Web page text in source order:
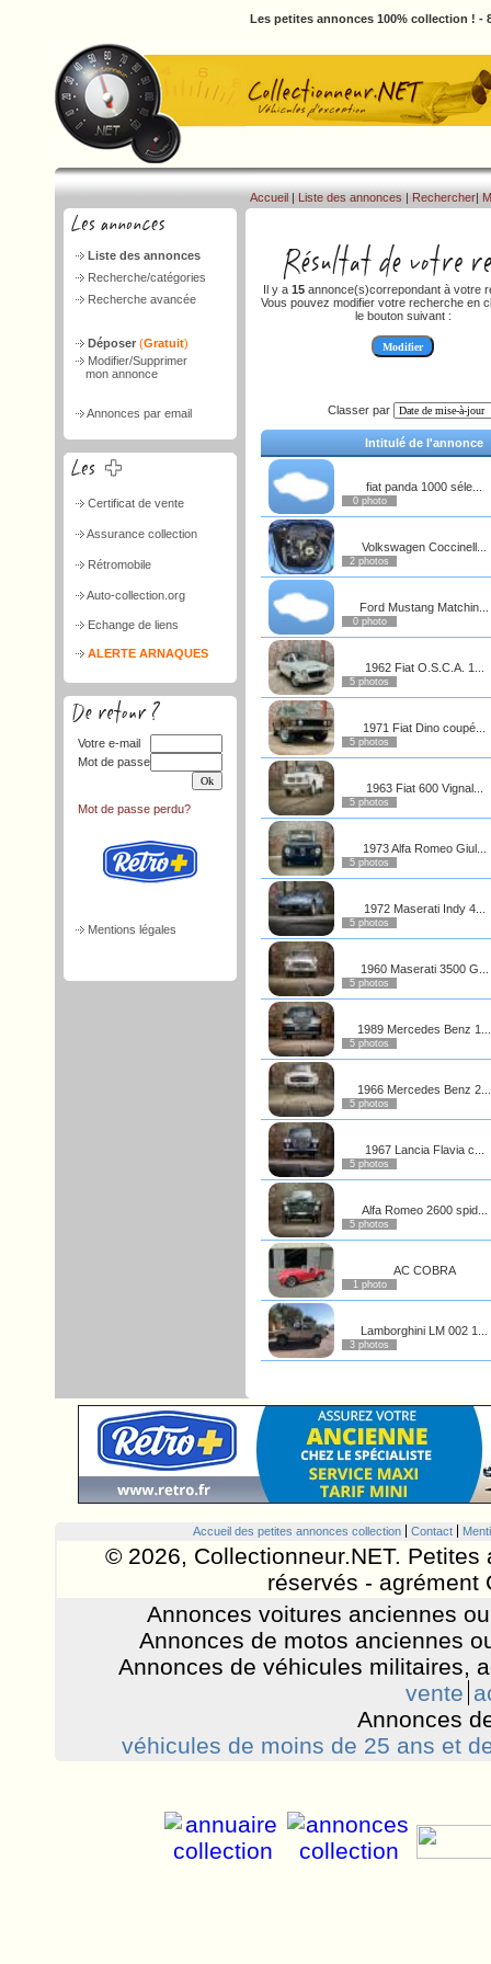
Les petites annonces 100% collection ! -
Liste des annonces
Recherche/catégories
Recherche avancée
Déposer (Gratuit)
Modifier/Supprimer
mon annonce
Annonces par email
Certificat de vente
Assurance collection
Rétromobile
Auto-collection.org
Echange de liens
ALERTE ARNAQUES
Votre e-mail
Mot de passe
Mot de passe perdu?
Mentions légales
Accueil | Liste des annonces | Rechercher|
Il y a 15 annonce(s)correpondant à votre
Vous pouvez modifier votre recherche en
le bouton suivant :
Classer par
Intitulé de l'annonce
fiat panda 1000 séle...
0 photo
Volkswagen Coccinell...
2 photos
Ford Mustang Matchin...
0 photo
1962 Fiat O.S.C.A. 1...
5 photos
1971 Fiat Dino coupé...
5 photos
1963 Fiat 600 Vignal...
5 photos
1973 Alfa Romeo Giul...
5 photos
1972 Maserati Indy 4...
5 photos
1960 Maserati 3500 G...
5 photos
1989 Mercedes Benz 1...
5 photos
1966 Mercedes Benz 2...
5 photos
1967 Lancia Flavia c...
5 photos
Alfa Romeo 2600 spid...
5 photos
AC COBRA
1 photo
Lamborghini LM 002 1...
3 photos
Accueil des petites annonces collection Contact
© 2026, Collectionneur.NET.
réservés - agrément
Annonces voitures anciennes
Annonces de motos anciennes
Annonces de véhicules militaires,
vente
Annonces
véhicules de moins de 25 ans et